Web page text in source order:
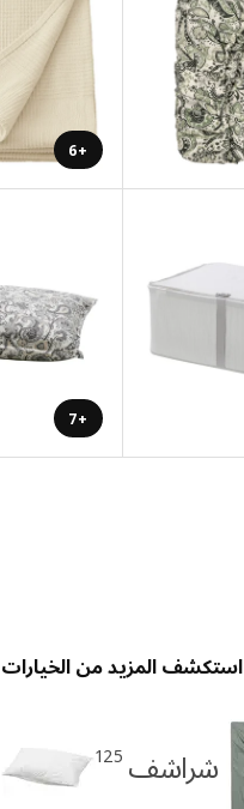
+6
+7
استكشف المزيد من الخيارات
شراشف 125